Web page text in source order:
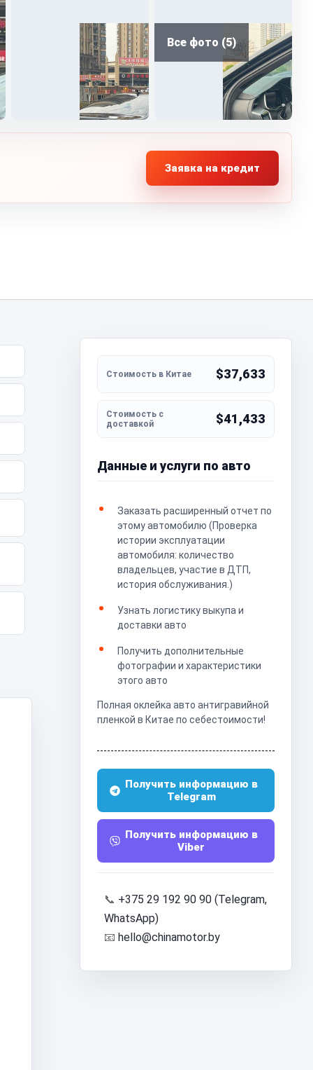
Все фото (5)
Заявка на кредит
$37,633
$41,433
Данные и услуги по авто
Заказать расширенный отчет по
этому автомобилю (Проверка
истории эксплуатации
автомобиля: количество
владельцев, участие в ДТП,
история обслуживания.)
Узнать логистику выкупа и
доставки авто
Получить дополнительные
фотографии и характеристики
этого авто
Полная оклейка авто антигравийной
пленкой в Китае по себестоимости!
Получить информацию в
Telegram
Получить информацию в
Viber
📞 +375 29 192 90 90 (Telegram,
WhatsApp)
📧 hello@chinamotor.by